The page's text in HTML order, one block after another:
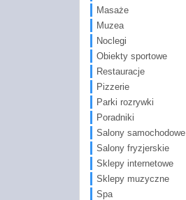
Masaże
Muzea
Noclegi
Obiekty sportowe
Restauracje
Pizzerie
Parki rozrywki
Poradniki
Salony samochodowe
Salony fryzjerskie
Sklepy internetowe
Sklepy muzyczne
Spa